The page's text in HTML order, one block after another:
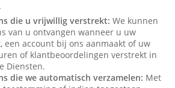
die u vrijwillig verstrekt: We kunnen
van u ontvangen wanneer u uw
een account bij ons aanmaakt of uw
of klantbeoordelingen verstrekt in
Diensten.
die we automatisch verzamelen: Met